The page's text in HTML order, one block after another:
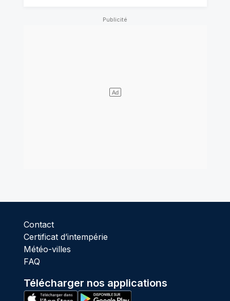
Contact
Certificat d’intempérie
Météo-villes
FAQ
Télécharger nos applications